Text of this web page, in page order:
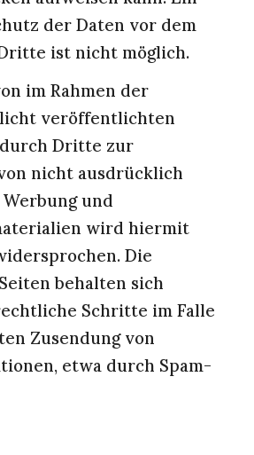
der Daten vor dem
ist nicht möglich.
im Rahmen der
veröffentlichten
Dritte zur
nicht ausdrücklich
und
wird hiermit
Die
behalten sich
Schritte im Falle
Zusendung von
etwa durch Spam-